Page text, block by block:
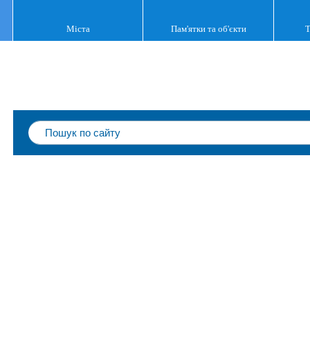
Міста Пам'ятки та об'єкти